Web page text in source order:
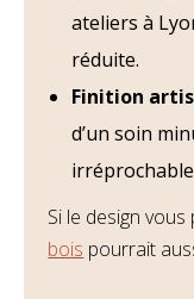
ateliers à
réduite.
Finition
d’un soin
Si le design vous
bois pourrait